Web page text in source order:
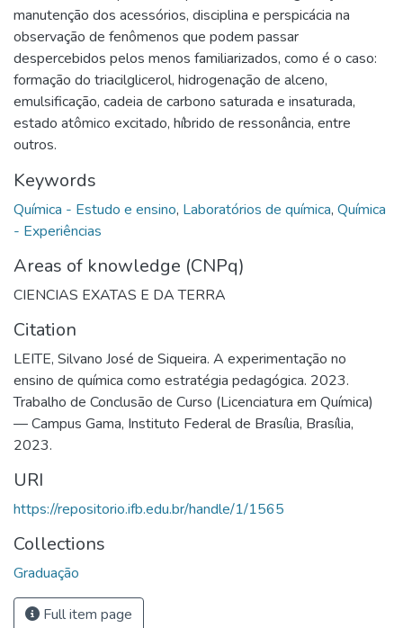
manutenção dos acessórios, disciplina e perspicácia na
observação de fenômenos que podem passar
despercebidos pelos menos familiarizados, como é o caso:
formação do triacilglicerol, hidrogenação de alceno,
emulsificação, cadeia de carbono saturada e insaturada,
estado atômico excitado, híbrido de ressonância, entre
outros.
Keywords
Química - Estudo e ensino, Laboratórios de química, Química
- Experiências
Areas of knowledge (CNPq)
CIENCIAS EXATAS E DA TERRA
Citation
LEITE, Silvano José de Siqueira. A experimentação no
ensino de química como estratégia pedagógica. 2023.
Trabalho de Conclusão de Curso (Licenciatura em Química)
— Campus Gama, Instituto Federal de Brasília, Brasília,
2023.
URI
https://repositorio.ifb.edu.br/handle/1/1565
Collections
Graduação
Full item page